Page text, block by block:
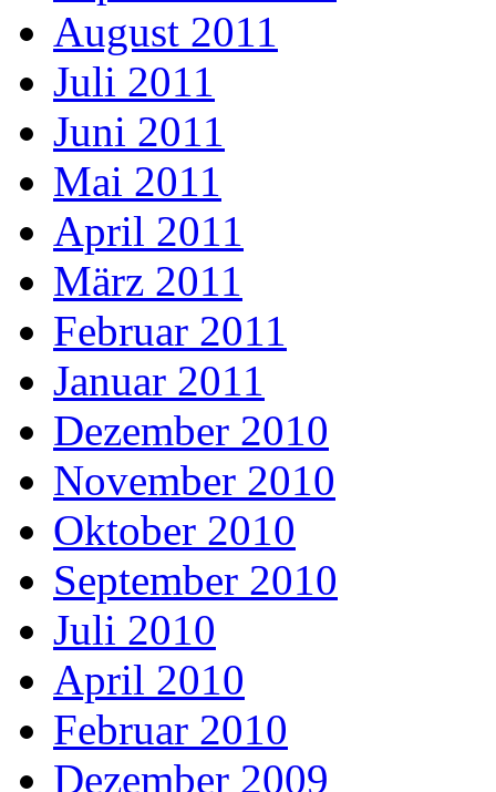
August 2011
Juli 2011
Juni 2011
Mai 2011
April 2011
März 2011
Februar 2011
Januar 2011
Dezember 2010
November 2010
Oktober 2010
September 2010
Juli 2010
April 2010
Februar 2010
Dezember 2009